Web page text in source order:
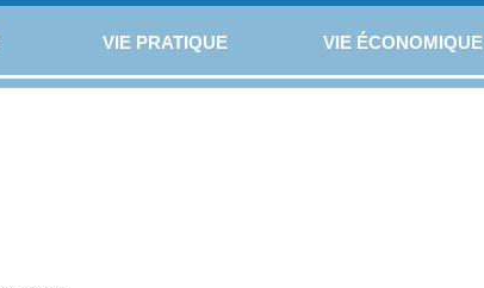
VIE PRATIQUE VIE ÉCONOMIQUE